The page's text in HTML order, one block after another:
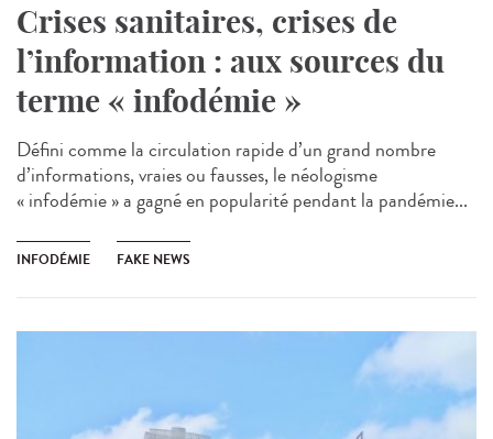
Crises sanitaires, crises de
l’information : aux sources du
terme « infodémie »
Défini comme la circulation rapide d’un grand nombre
d’informations, vraies ou fausses, le néologisme
« infodémie » a gagné en popularité pendant la pandémie...
INFODÉMIE FAKE NEWS